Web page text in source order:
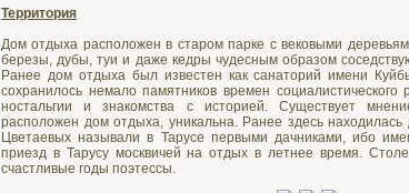
Территория
Дом отдыха расположен в старом парке с вековыми
березы, дубы, туи и даже кедры чудесным образом
Ранее дом отдыха был известен как санаторий имени
сохранилось немало памятников времен
ностальгии и знакомства с историей. Существует
расположен дом отдыха, уникальна. Ранее здесь
Цветаевых называли в Тарусе первыми дачниками, ибо
приезд в Тарусу москвичей на отдых в летнее время.
счастливые годы поэтессы.